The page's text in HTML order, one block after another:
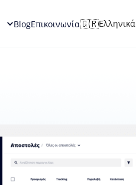
BlogΕπικοινωνία🇬🇷Ελληνικά